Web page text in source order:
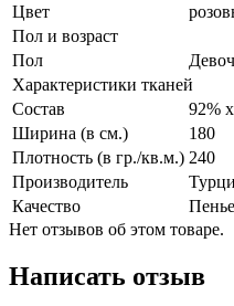
Цвет
Пол и возраст
Пол
Характеристики тканей
Состав
92%
Ширина (в см.)
180
Плотность (в гр./кв.м.) 240
Производитель
Качество
Пенье
Нет отзывов об этом товаре.
Написать отзыв